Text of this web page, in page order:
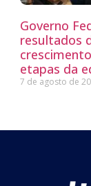
Governo
resultados
etapas da
7 de agosto de